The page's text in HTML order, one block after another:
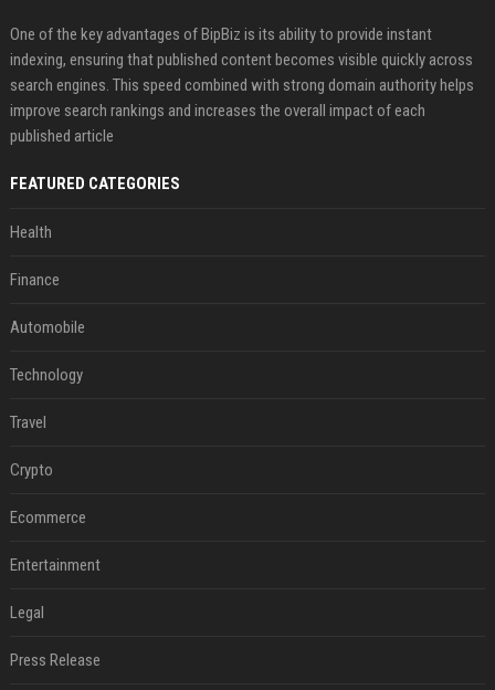
One of the key advantages of BipBiz is its ability to provide instant
indexing, ensuring that published content becomes visible quickly across
search engines. This speed combined with strong domain authority helps
improve search rankings and increases the overall impact of each
published article
FEATURED CATEGORIES
Health
Finance
Automobile
Technology
Travel
Crypto
Ecommerce
Entertainment
Legal
Press Release